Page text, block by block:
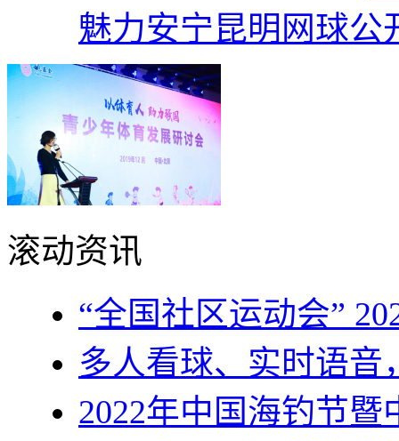
魅力安宁昆明网球公
滚动资讯
“全国社区运动会”
多人看球、实时语音
2022年中国海钓节